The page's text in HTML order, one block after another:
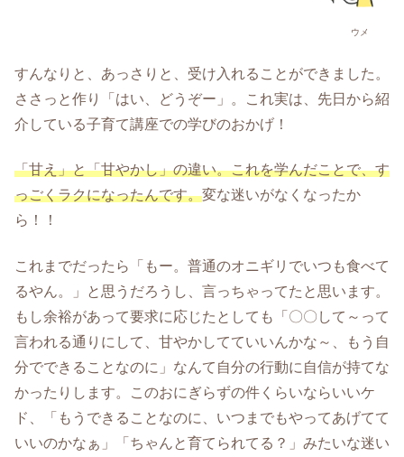
ウメ
すんなりと、あっさりと、受け入れることができました。
ささっと作り「はい、どうぞー」。これ実は、先日から紹
介している子育て講座での学びのおかげ！
「甘え」と「甘やかし」の違い。これを学んだことで、す
っごくラクになったんです。変な迷いがなくなったか
ら！！
これまでだったら「もー。普通のオニギリでいつも食べて
るやん。」と思うだろうし、言っちゃってたと思います。
もし余裕があって要求に応じたとしても「〇〇して～って
言われる通りにして、甘やかしてていいんかな～、もう自
分でできることなのに」なんて自分の行動に自信が持てな
かったりします。このおにぎらずの件くらいならいいケ
ド、「もうできることなのに、いつまでもやってあげてて
いいのかなぁ」「ちゃんと育てられてる？」みたいな迷い